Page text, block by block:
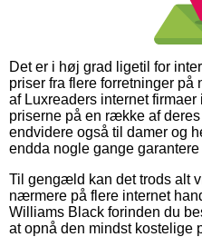
Det er i høj grad ligetil for
priser fra flere forretninger på
af Luxreaders internet
priserne på en række af
endvidere også til damer og
endda nogle gange
Til gengæld kan det trods alt
nærmere på flere internet
Williams Black forinden du
at opnå den mindst kostelige